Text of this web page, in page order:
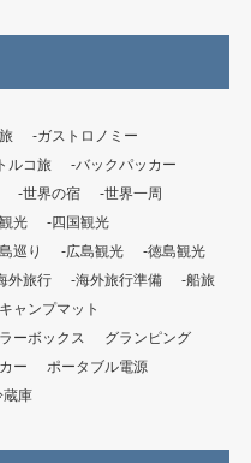
-ガストロノミー
ルコ旅
-バックパッカー
-世界の宿
-世界一周
光
-四国観光
巡り -広島観光
-徳島観光
外旅行 -海外旅行準備
-船旅
キャンプマット
ーボックス
グランピング
ー
ポータブル電源
蔵庫